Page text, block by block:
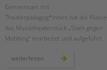
Gemeinsam mit
Theaterpädagog*innen hat die Klasse
das Musiktheaterstück „Stark gegen
Mobbing“ erarbeitet und aufgeführt.
weiterlesen
theaterpädagogik